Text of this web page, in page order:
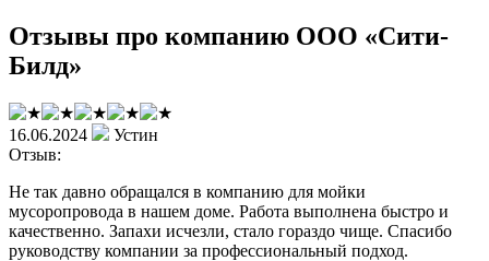
Отзывы про компанию ООО «Сити-
Билд»
16.06.2024
Устин
Отзыв:
Не так давно обращался в компанию для мойки
мусоропровода в нашем доме. Работа выполнена быстро и
качественно. Запахи исчезли, стало гораздо чище. Спасибо
руководству компании за профессиональный подход.